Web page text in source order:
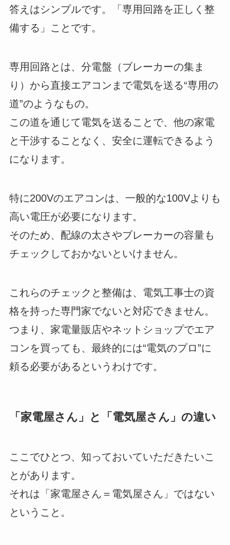
答えはシンプルです。「専用回路を正しく整
備する」ことです。
専用回路とは、分電盤（ブレーカーの集ま
り）から直接エアコンまで電気を送る“専用の
道”のようなもの。
この道を通じて電気を送ることで、他の家電
と干渉することなく、安全に運転できるよう
になります。
特に200Vのエアコンは、一般的な100Vよりも
高い電圧が必要になります。
そのため、配線の太さやブレーカーの容量も
チェックしておかないといけません。
これらのチェックと整備は、電気工事士の資
格を持った専門家でないと対応できません。
つまり、家電量販店やネットショップでエア
コンを買っても、最終的には“電気のプロ”に
頼る必要があるというわけです。
「家電屋さん」と「電気屋さん」の違い
ここでひとつ、知っておいていただきたいこ
とがあります。
それは「家電屋さん＝電気屋さん」ではない
ということ。